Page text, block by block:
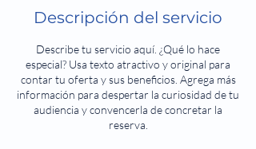
Descripción del servicio
Describe tu servicio aquí. ¿Qué lo hace
especial? Usa texto atractivo y original para
contar tu oferta y sus beneficios. Agrega más
información para despertar la curiosidad de tu
audiencia y convencerla de concretar la
reserva.